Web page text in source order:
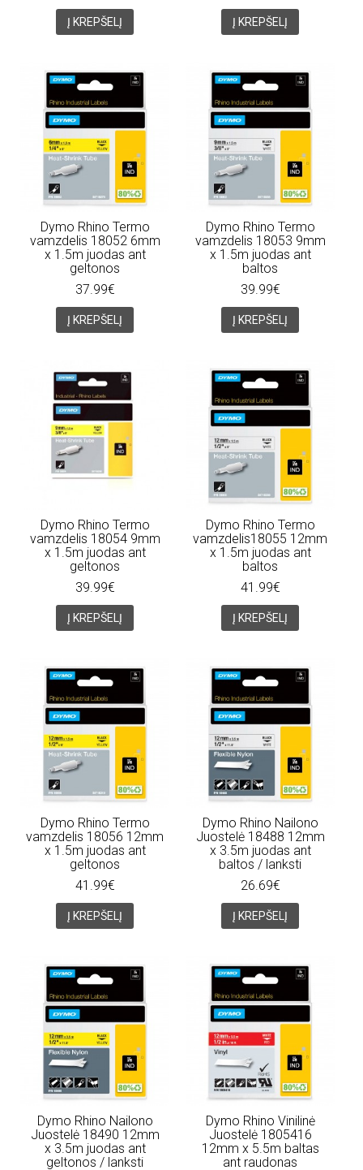
Į KREPŠELĮ Į KREPŠELĮ
Dymo Rhino Termo
vamzdelis 18052 6mm
x 1.5m juodas ant
geltonos
37.99€
Į KREPŠELĮ
Dymo Rhino Termo
vamzdelis 18053 9mm
x 1.5m juodas ant
baltos
39.99€
Į KREPŠELĮ
Dymo Rhino Termo
vamzdelis 18054 9mm
x 1.5m juodas ant
geltonos
39.99€
Į KREPŠELĮ
Dymo Rhino Termo
vamzdelis18055 12mm
x 1.5m juodas ant
baltos
41.99€
Į KREPŠELĮ
Dymo Rhino Termo
vamzdelis 18056 12mm
x 1.5m juodas ant
geltonos
41.99€
Į KREPŠELĮ
Dymo Rhino Nailono
Juostelė 18488 12mm
x 3.5m juodas ant
baltos / lanksti
26.69€
Į KREPŠELĮ
Dymo Rhino Nailono
Juostelė 18490 12mm
x 3.5m juodas ant
geltonos / lanksti
Dymo Rhino Vinilinė
Juostelė 1805416
12mm x 5.5m baltas
ant raudonas